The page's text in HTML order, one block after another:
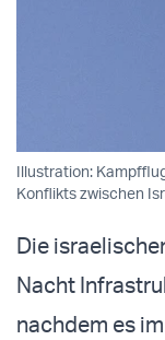
Illustration:
Konflikts zwischen
Die
Nacht
nachdem es